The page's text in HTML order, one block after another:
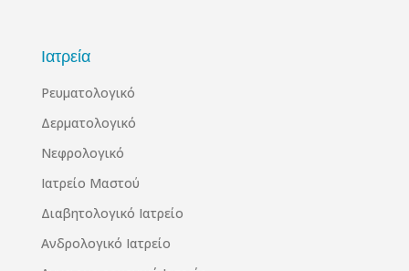
Ιατρεία
Ρευματολογικό
Δερματολογικό
Νεφρολογικό
Ιατρείο Μαστού
Διαβητολογικό Ιατρείο
Ανδρολογικό Ιατρείο